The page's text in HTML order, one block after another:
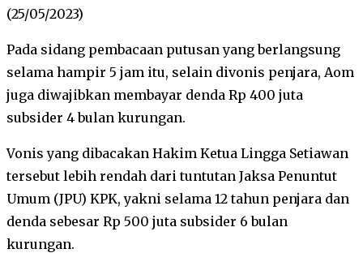
(25/05/2023)
Pada sidang pembacaan putusan yang berlangsung
selama hampir 5 jam itu, selain divonis penjara, Aom
juga diwajibkan membayar denda Rp 400 juta
subsider 4 bulan kurungan.
Vonis yang dibacakan Hakim Ketua Lingga Setiawan
tersebut lebih rendah dari tuntutan Jaksa Penuntut
Umum (JPU) KPK, yakni selama 12 tahun penjara dan
denda sebesar Rp 500 juta subsider 6 bulan
kurungan.